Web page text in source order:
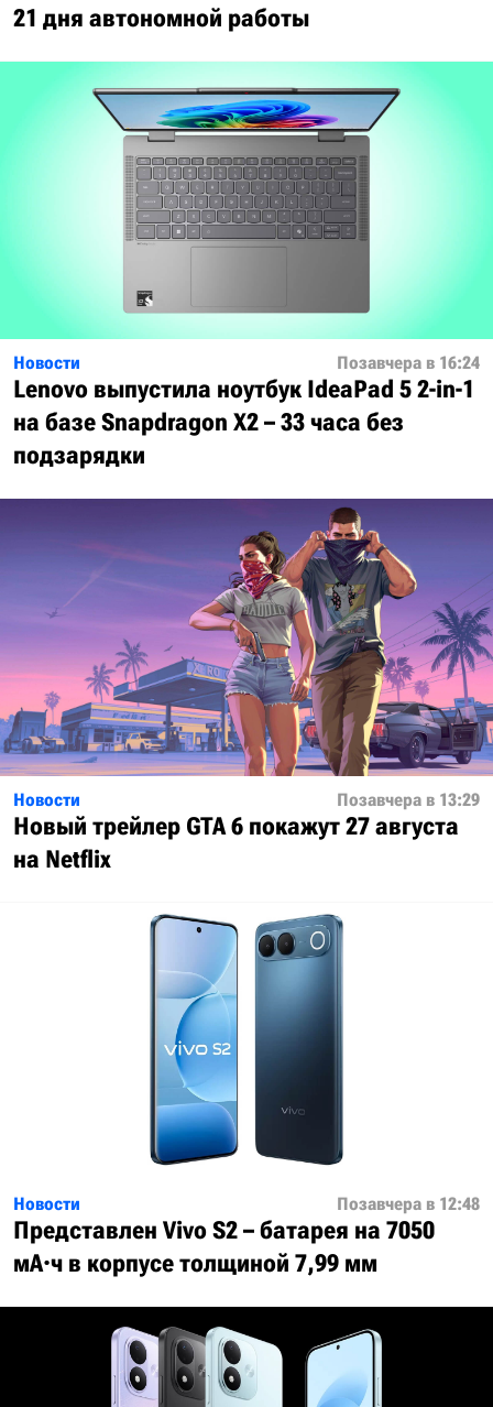
21 дня автономной работы
Новости Позавчера в 16:24
Lenovo выпустила ноутбук IdeaPad 5 2-in-1
на базе Snapdragon X2 – 33 часа без
подзарядки
Новости Позавчера в 13:29
Новый трейлер GTA 6 покажут 27 августа
на Netflix
Новости Позавчера в 12:48
Представлен Vivo S2 – батарея на 7050
мА·ч в корпусе толщиной 7,99 мм